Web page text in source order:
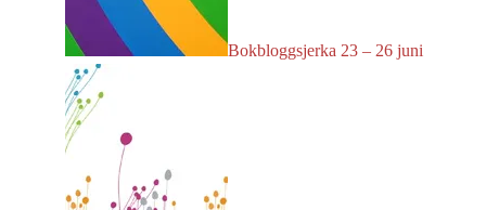
Bokbloggsjerka 23 – 26 juni